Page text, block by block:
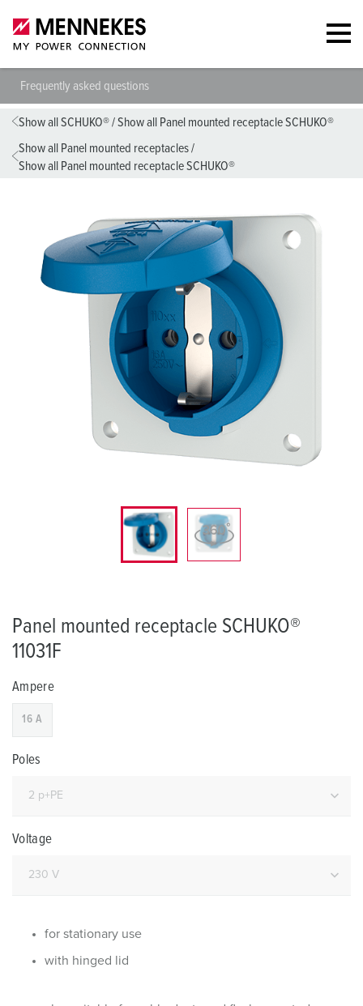
Frequently asked questions
Show all SCHUKO®/Show all Panel mounted receptacle SCHUKO®
Show all Panel mounted receptacles/
Show all Panel mounted receptacle SCHUKO®
Panel mounted receptacle SCHUKO®
11031F
Ampere
16 A
Poles
Voltage
for stationary use
with hinged lid